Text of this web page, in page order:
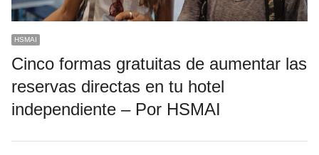
HSMAI
Cinco formas gratuitas de aumentar las
reservas directas en tu hotel
independiente – Por HSMAI